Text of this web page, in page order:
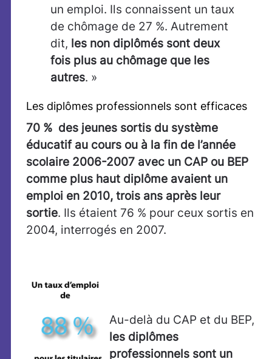
un emploi. Ils connaissent un taux
de chômage de 27 %. Autrement
dit, les non diplômés sont deux
fois plus au chômage que les
autres. »
Les diplômes professionnels sont efficaces
70 % des jeunes sortis du système
éducatif au cours ou à la fin de l’année
scolaire 2006-2007 avec un CAP ou BEP
comme plus haut diplôme avaient un
emploi en 2010, trois ans après leur
sortie. Ils étaient 76 % pour ceux sortis en
2004, interrogés en 2007.
Au-delà du CAP et du BEP,
les diplômes
professionnels sont un